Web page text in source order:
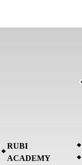
RUBI
ACADEMY